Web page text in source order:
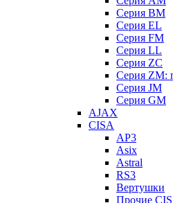
Серия BM
Серия EL
Серия FM
Серия LL
Серия ZC
Серия ZM:
Серия JM
Серия GM
AJAX
CISA
AP3
Asix
Astral
RS3
Вертушки
Прочие